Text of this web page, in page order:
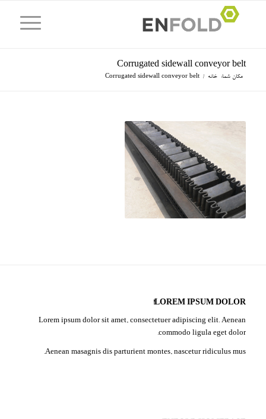
Corrugated sidewall conveyor belt
مکان شما: خانه /
Corrugated sidewall conveyor belt
LOREM IPSUM DOLOR!
Lorem ipsum dolor sit amet, consectetuer adipiscing elit. Aenean
commodo ligula eget dolor.
Aenean masagnis dis parturient montes, nascetur ridiculus mus.